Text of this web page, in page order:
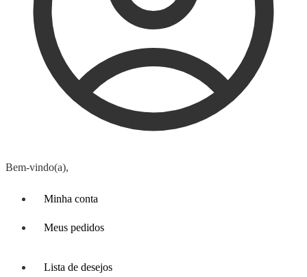
Bem-vindo(a),
Minha conta
Meus pedidos
Lista de desejos